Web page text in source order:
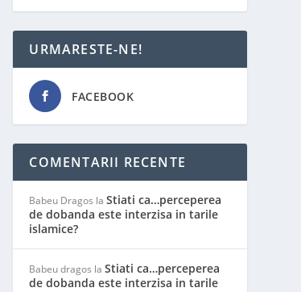
URMARESTE-NE!
FACEBOOK
COMENTARII RECENTE
Babeu Dragos laStiati ca…perceperea
de dobanda este interzisa in tarile
islamice?
Babeu dragos laStiati ca…perceperea
de dobanda este interzisa in tarile